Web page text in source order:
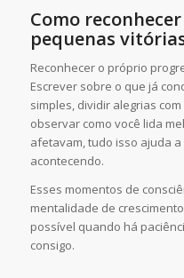
Como
pequenas
Reconhecer o próprio
Escrever sobre o que já
simples, dividir alegrias
observar como você lida
afetavam, tudo isso ajuda
acontecendo.
Esses momentos de
mentalidade de
possível quando há
consigo.